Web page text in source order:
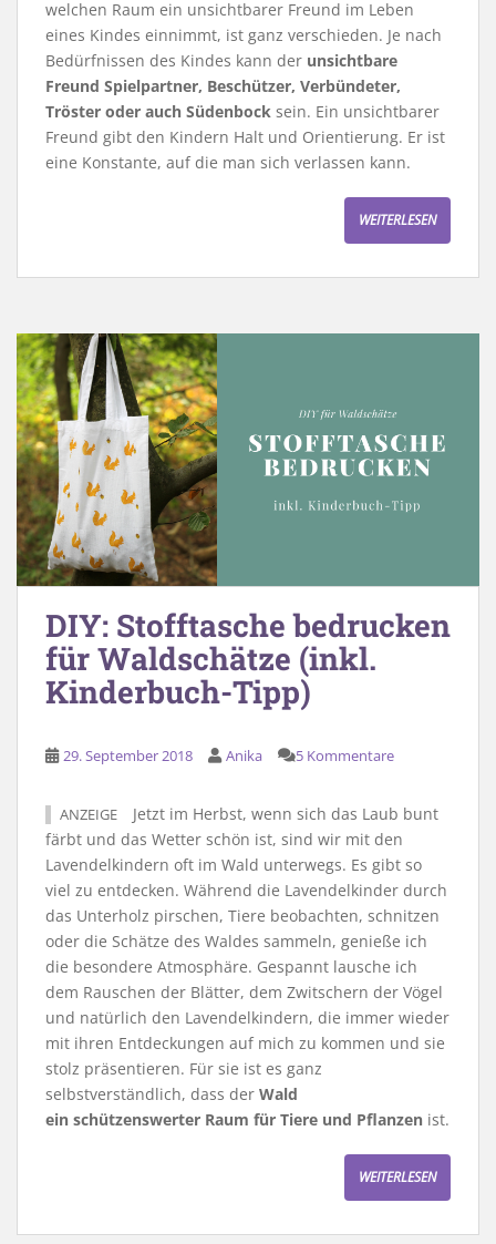
welchen Raum ein unsichtbarer Freund im Leben
eines Kindes einnimmt, ist ganz verschieden. Je nach
Bedürfnissen des Kindes kann der unsichtbare
Freund Spielpartner, Beschützer, Verbündeter,
Tröster oder auch Südenbock sein. Ein unsichtbarer
Freund gibt den Kindern Halt und Orientierung. Er ist
eine Konstante, auf die man sich verlassen kann.
WEITERLESEN
DIY: Stofftasche bedrucken
für Waldschätze (inkl.
Kinderbuch-Tipp)
29. September 2018 Anika 5 Kommentare
ANZEIGE
Jetzt im Herbst, wenn sich das Laub bunt
färbt und das Wetter schön ist, sind wir mit den
Lavendelkindern oft im Wald unterwegs. Es gibt so
viel zu entdecken. Während die Lavendelkinder durch
das Unterholz pirschen, Tiere beobachten, schnitzen
oder die Schätze des Waldes sammeln, genieße ich
die besondere Atmosphäre. Gespannt lausche ich
dem Rauschen der Blätter, dem Zwitschern der Vögel
und natürlich den Lavendelkindern, die immer wieder
mit ihren Entdeckungen auf mich zu kommen und sie
stolz präsentieren. Für sie ist es ganz
selbstverständlich, dass der Wald
ein schützenswerter Raum für Tiere und Pflanzen ist.
WEITERLESEN